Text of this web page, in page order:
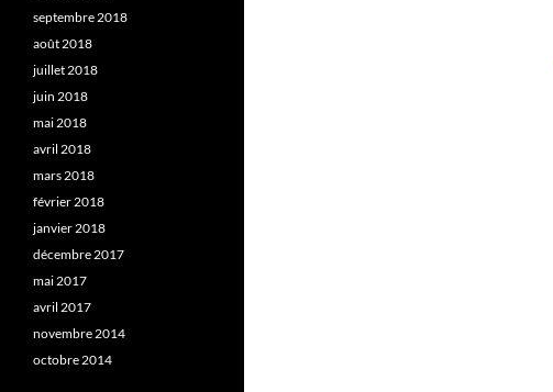
septembre 2018
août 2018
juillet 2018
juin 2018
mai 2018
avril 2018
mars 2018
février 2018
janvier 2018
décembre 2017
mai 2017
avril 2017
novembre 2014
octobre 2014